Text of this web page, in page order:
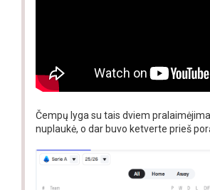
Čempų lyga su tais dviem
nuplaukė, o dar buvo ketverte prieš